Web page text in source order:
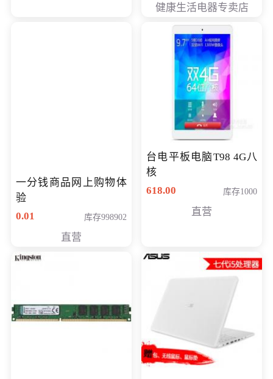
健康生活电器专卖店
一分钱商品网上购物体
验
0.01
库存998902
直营
台电平板电脑T98 4G八
核
618.00
库存1000
直营